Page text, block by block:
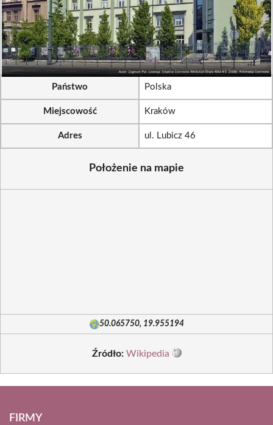
Państwo Polska
Miejscowość Kraków
Adres ul. Lubicz 46
Położenie na mapie
50.065750, 19.955194
Źródło: Wikipedia
FIRMY